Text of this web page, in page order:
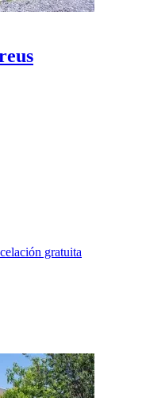
gratuita